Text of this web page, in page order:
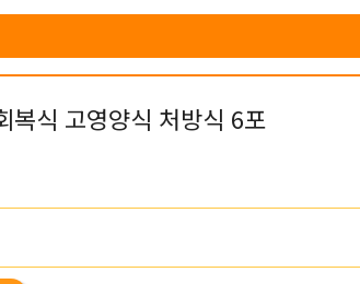
식 고영양식 처방식 6포